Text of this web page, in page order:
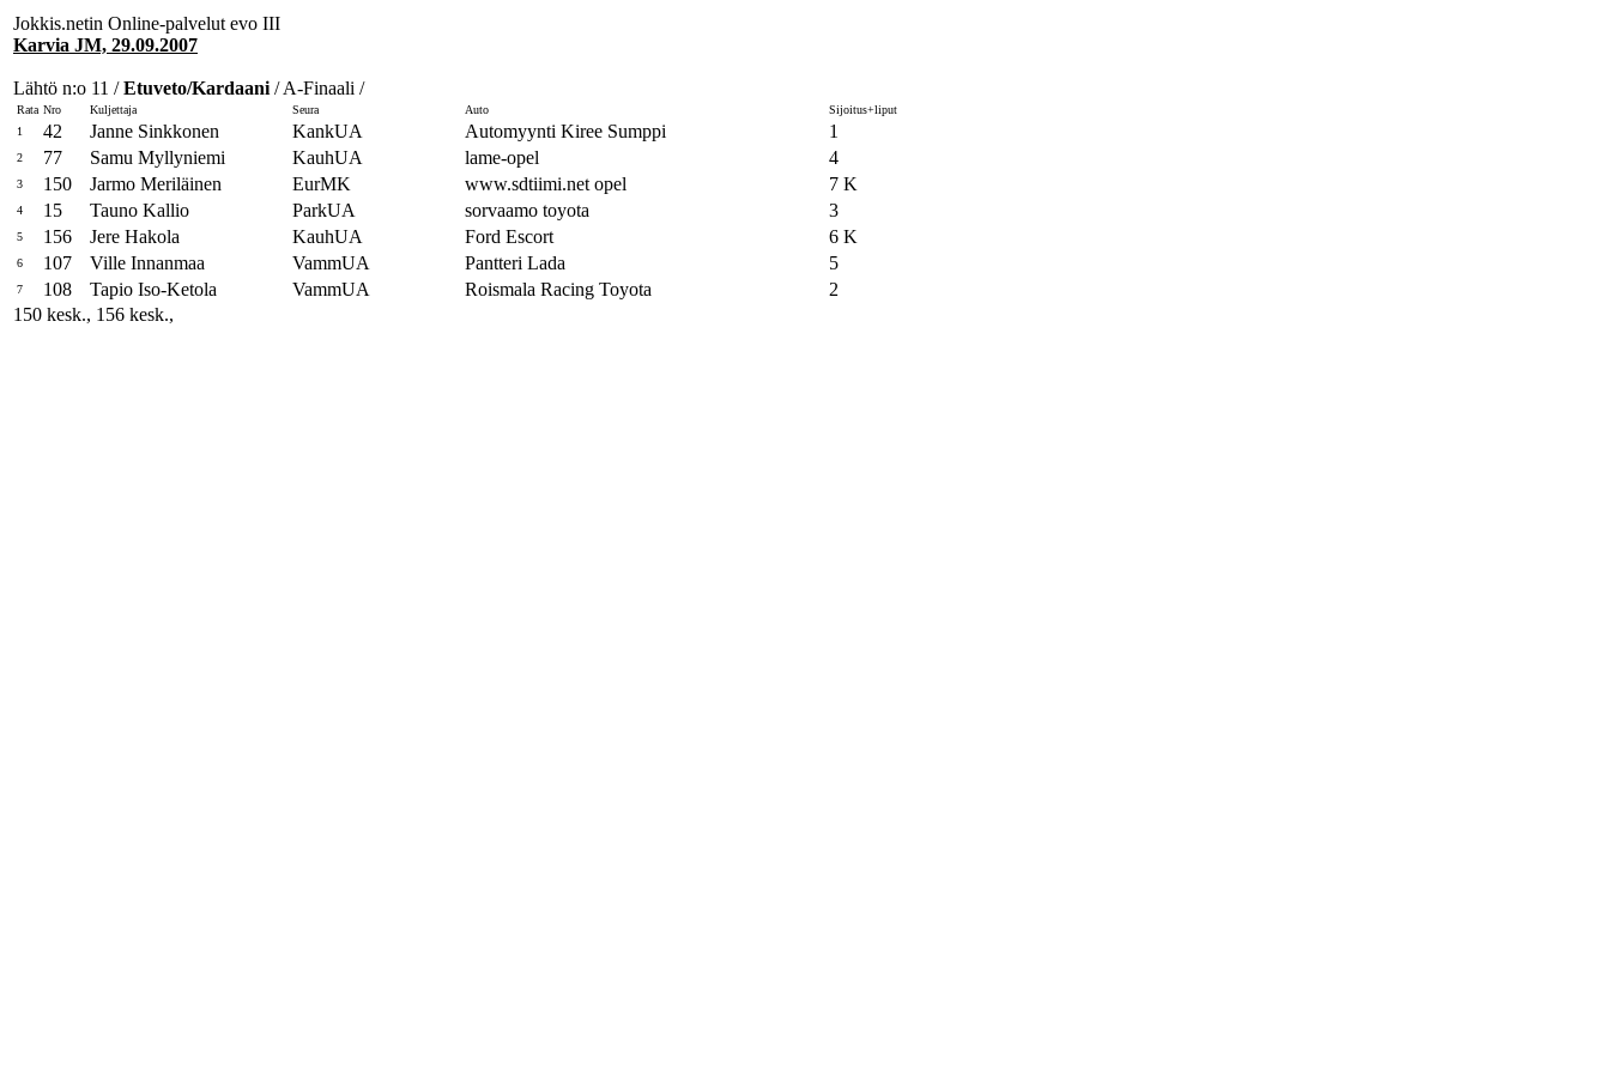
Jokkis.netin Online-palvelut evo III
Karvia JM, 29.09.2007
Lähtö n:o 11 /Etuveto/Kardaani / A-Finaali /
Rata Nro Kuljettaja Seura Auto
Sijoitus+liput
1
42 Janne Sinkkonen KankUA Automyynti Kiree Sumppi 1
2 77 Samu Myllyniemi KauhUA lame-opel 4
3 150 Jarmo Meriläinen EurMK www.sdtiimi.net opel 7 K
4 15 Tauno Kallio ParkUA sorvaamo toyota 3
5 156 Jere Hakola KauhUA Ford Escort 6 K
6 107 Ville Innanmaa VammUA Pantteri Lada 5
7 108 Tapio Iso-Ketola VammUA Roismala Racing Toyota
2
150 kesk., 156 kesk.,